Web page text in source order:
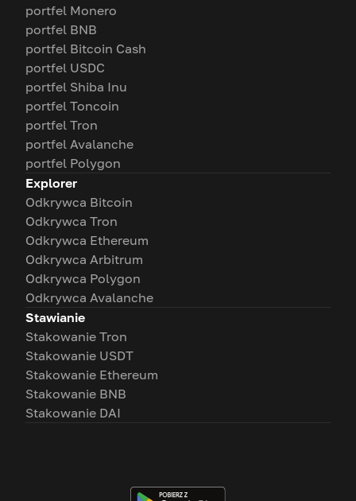
portfel Monero
portfel BNB
portfel Bitcoin Cash
portfel USDC
portfel Shiba Inu
portfel Toncoin
portfel Tron
portfel Avalanche
portfel Polygon
Explorer
Odkrywca Bitcoin
Odkrywca Tron
Odkrywca Ethereum
Odkrywca Arbitrum
Odkrywca Polygon
Odkrywca Avalanche
Stawianie
Stakowanie Tron
Stakowanie USDT
Stakowanie Ethereum
Stakowanie BNB
Stakowanie DAI